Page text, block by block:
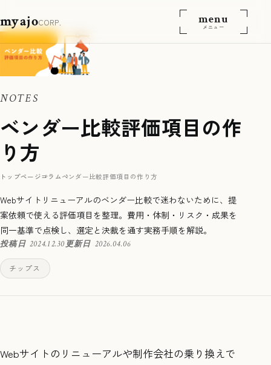
myajoCORP. menu
メニュー
NOTES
ベンダー比較評価項目の作
り方
トップページコラム ベンダー比較評価項目の作り方
Webサイトリニューアルのベンダー比較で迷わないために、提
案依頼で使える評価項目を整理。費用・体制・リスク・成果を
同一基準で点検し、選定と決裁を通す実務手順を解説。
投稿日 2024.12.30更新日 2026.04.06
チップス
Webサイトのリニューアルや制作会社の乗り換えで